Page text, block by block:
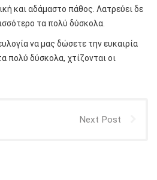
και αδάμαστο πάθος. Λατρεύει δε
τα πολύ δύσκολα.
να μας δώσετε την ευκαιρία
πολύ δύσκολα, χτίζονται οι
Next Post